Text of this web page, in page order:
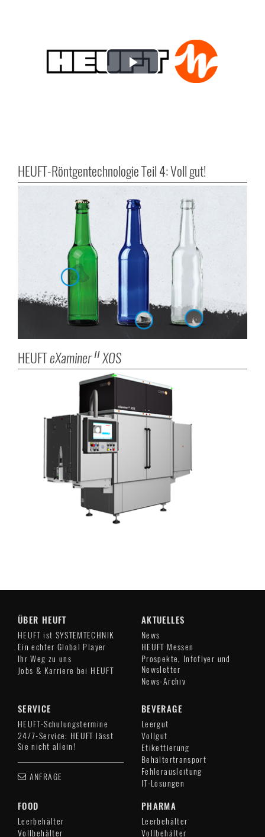
Play
HEUFT-Röntgentechnologie Teil 4: Voll gut!
HEUFTeXaminer II XOS
ÜBER HEUFT
HEUFT ist SYSTEMTECHNIK
Ein echter Global Player
Ihr Weg zu uns
Jobs & Karriere bei HEUFT
AKTUELLES
News
HEUFT Messen
Prospekte, Infoflyer und
Newsletter
News-Archiv
SERVICE
HEUFT-Schulungstermine
24/7-Service: HEUFT lässt
Sie nicht allein!
ANFRAGE
BEVERAGE
Leergut
Vollgut
Etikettierung
Behältertransport
Fehlerausleitung
IT-Lösungen
FOOD
Leerbehälter
Vollbehälter
PHARMA
Leerbehälter
Vollbehälter